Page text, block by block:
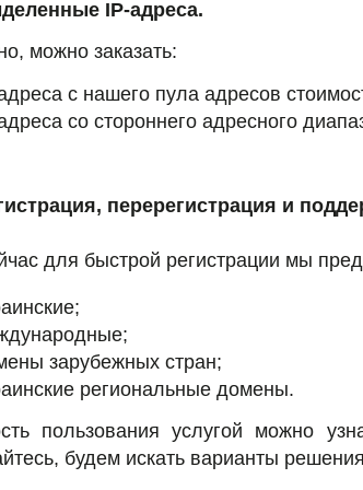
IP-адреса.
можно заказать:
с нашего пула адресов
со стороннего адресного
перерегистрация и
для быстрой регистрации мы
зарубежных стран;
региональные домены.
пользования услугой можно
будем искать варианты